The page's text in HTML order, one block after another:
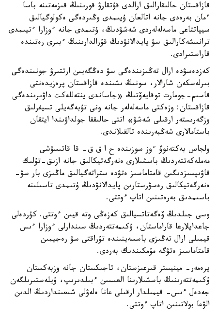
قازاقستان حالىقارالىق ارالدى قۇتقارۋ قورىنىڭ قىزمەتىنە باسا
ءمان بەرەدى جانە اتالعان ۇيىمدى وڭىردەگى ەكولوگيالىق
سيپاتتاعى ماسەلەلەردى شەشۋدىڭ، ۇتىمدى جانە ءوزارا ءتيىمدى
ترانسشەكارالىق سۋ پايدالانۋدىڭ قۇرالدارىنىڭ ءبىرى رەتىندە
قاراستىرادى.
كەزدەسۋدە ارال تەڭىزىندەگى سۋ دەڭگەيىن ارتتىرۋ جونىندەگى
بىرلەسكەن شارالار، سونىڭ ىشىندە قازاقستان پرەزيدەنتى
قاسىم-جومارت توقايەۆتىڭ «جاساندى ينتەللەكت داۋىرىندەگى
قازاقستان: وزەكتى ماسەلەلەر جانە ونى تۇبەگەيلى تسيفرلىق
وزگەرىستەر ارقىلى شەشۋ» اتتى حالىققا جولداۋىندا ايتقان
باستامالارى شەڭبەرىندە تالقىلاندى.
ولجاس بەكتەنوۆ ءوز سوزىندە ح ا ق ق- قا قاتىسۋشى
مەملەكەتتەردىڭ باسشىلارى ەنەرگەتيكالىق جانە ازىق-تۇلىك
قاۋىپسىزدىگىن قامتاماسىز ەتۋدە ستراتەگيالىق ماڭىزى بار سۋ-
ەنەرگەتيكالىق رەسۋرستارىن پايدالانۋدىڭ ۇتىمدى تاسىلىنە
باسىمدىق بەرەتىنىن اتاپ ءوتتى.
وسى جىلدىڭ ۆەگەتاتسيالىق كەزەڭى وتە قيىن ءوتتى. كۇردەلى
جاعدايلارعا قاراماستان، ۇكىمەتتەردىڭ سىندارلى ءوزارا ءىس
قيمىلى ارال تەڭىزى باسسەينىندە تۇراقتى سۋ رەجيمىن
قامتاماسىز ەتۋگە مۇمكىندىك بەردى.
پرەمەر- مينيستر قىرعىزستان، تاجىكستان جانە وزبەكستان
ۇكىمەتتەرىنىڭ باسشىلارىنا العىسىن ءبىلدىرىپ، ۇيلەستىرىلگەن
جەدەل ءىس- قيمىلدار ارقىلى عانا ەلەۋلى شىعىنداردىڭ الدىن
الۋعا بولاتىنىن اتاپ ءوتتى.